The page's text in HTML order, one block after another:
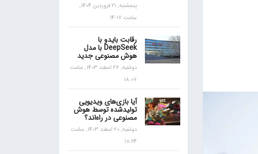
پنجشنبه, 21 فروردین 1404,
ساعت 14:17
رقابت بایدو با
DeepSeek با مدل
هوش مصنوعی جدید
دوشنبه, 27 اسفند 1403, ساعت
18:07
آیا بازی‌های ویدیویی
تولیدشده توسط هوش
مصنوعی در راه‌اند؟
دوشنبه, 20 اسفند 1403, ساعت
18:24